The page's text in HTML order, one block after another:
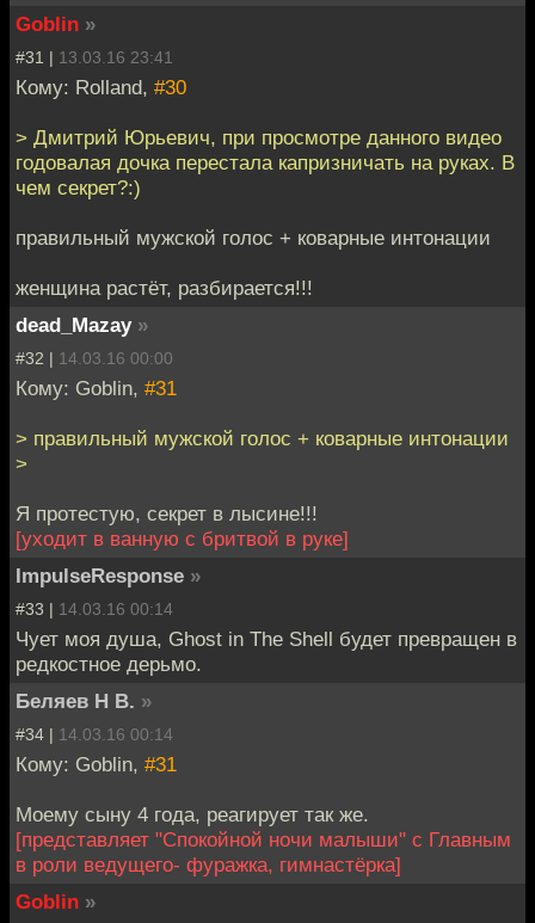
Goblin »
#31 | 13.03.16 23:41
Кому: Rolland, #30
> Дмитрий Юрьевич, при просмотре данного видео
годовалая дочка перестала капризничать на руках. В
чем секрет?:)
правильный мужской голос + коварные интонации
женщина растёт, разбирается!!!
dead_Mazay »
#32 | 14.03.16 00:00
Кому: Goblin, #31
> правильный мужской голос + коварные интонации
>
Я протестую, секрет в лысине!!!
[уходит в ванную с бритвой в руке]
ImpulseResponse »
#33 | 14.03.16 00:14
Чует моя душа, Ghost in The Shell будет превращен в
редкостное дерьмо.
Беляев Н В. »
#34 | 14.03.16 00:14
Кому: Goblin, #31
Моему сыну 4 года, реагирует так же.
[представляет "Спокойной ночи малыши" с Главным
в роли ведущего- фуражка, гимнастёрка]
Goblin »